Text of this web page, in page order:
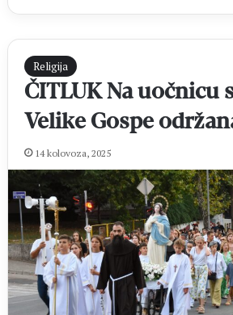
Religija
ČITLUK Na uočnicu
Velike Gospe
14 kolovoza, 2025